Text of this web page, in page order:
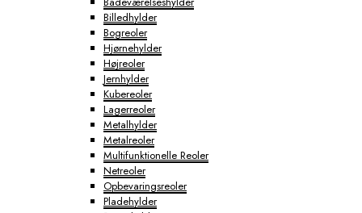
Billedhylder
Bogreoler
Hjørnehylder
Højreoler
Jernhylder
Kubereoler
Lagerreoler
Metalhylder
Metalreoler
Multifunktionelle Reoler
Netreoler
Opbevaringsreoler
Pladehylder